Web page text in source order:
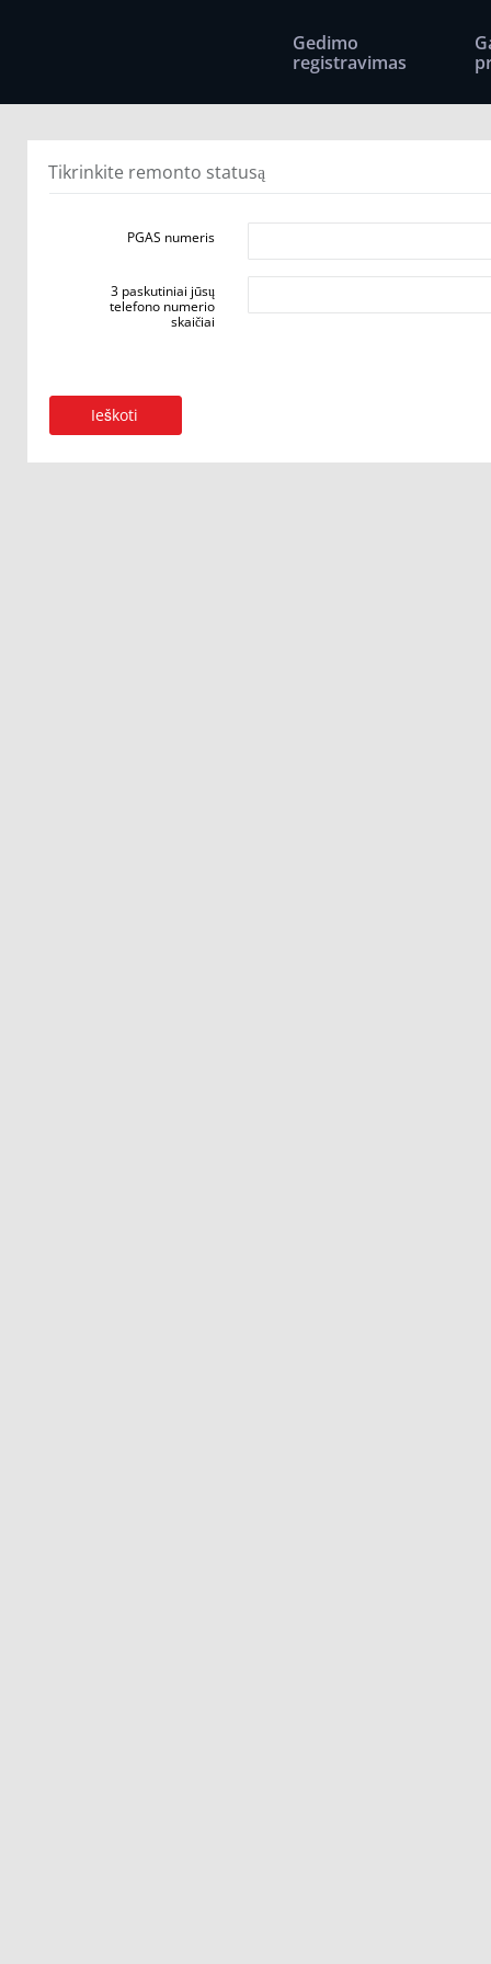
Gedimo
registravimas
Tikrinkite remonto statusą
PGAS numeris
3 paskutiniai jūsų
telefono numerio
skaičiai
Ieškoti